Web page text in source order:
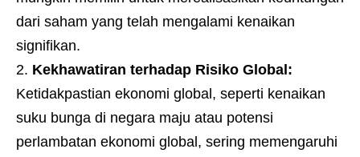
dari saham yang telah mengalami kenaikan
signifikan.
Kekhawatiran terhadap Risiko Global:
Ketidakpastian ekonomi global, seperti kenaikan
suku bunga di negara maju atau potensi
perlambatan ekonomi global, sering memengaruhi